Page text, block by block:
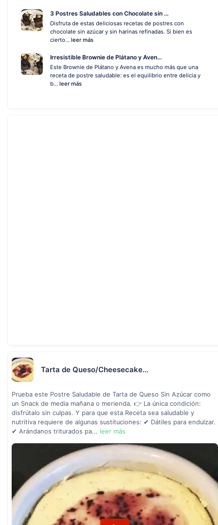
3 Postres Saludables con Chocolate sin ...
Disfruta de estas deliciosas recetas de postres con
chocolate sin azúcar y sin harinas refinadas. Si bien es
cierto... leer más
Irresistible Brownie de Plátano y Aven...
Este Brownie de Plátano y Avena es mucho más que una
receta de postre saludable: es el equilibrio entre delicia y
b... leer más
Tarta de Queso/Cheesecake...
Prueba este Postre Saludable de Tarta de Queso Sin Azúcar como
un Snack de media mañana o merienda. 👉 La única condición:
disfrútalo sin culpas. Y para que esta Receta sea saludable y
nutritiva requiere de algunas sustituciones: ✔ Dátiles para endulzar.
✔ Arándanos triturados pa... leer más